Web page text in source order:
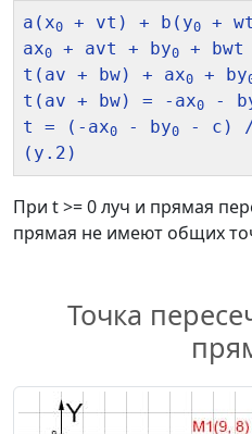
a(x0 + vt) + b(y0
+
ax0 + avt + by0
+
t(av + bw) + ax0 + by
t(av + bw) = -ax0 -
t = (-ax0 - by0
- c) /
При t >= 0 луч и прямая
прямая не имеют общих
Точка